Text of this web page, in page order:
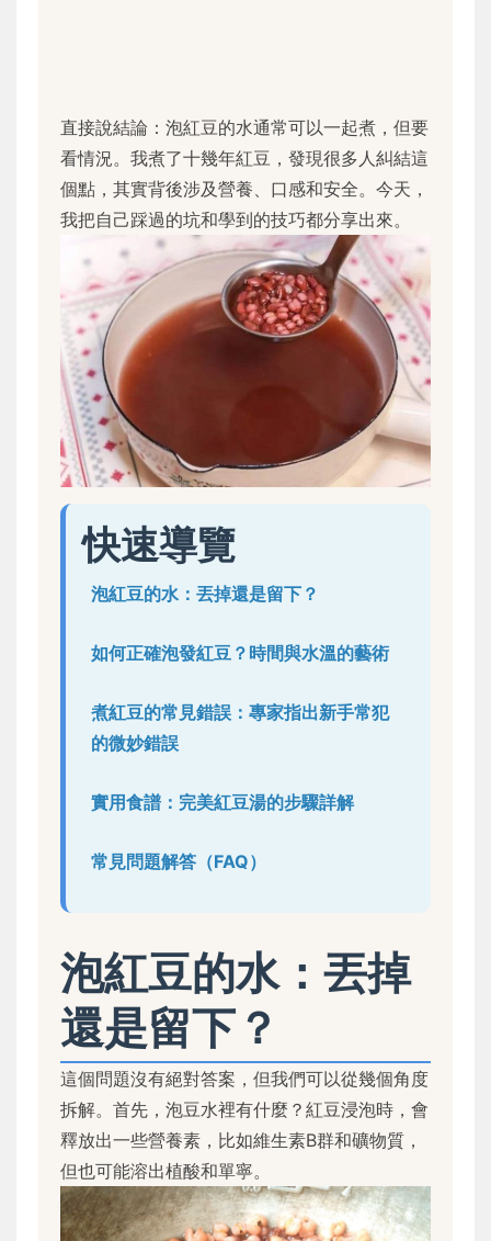
直接說結論：泡紅豆的水通常可以一起煮，但要
看情況。我煮了十幾年紅豆，發現很多人糾結這
個點，其實背後涉及營養、口感和安全。今天，
我把自己踩過的坑和學到的技巧都分享出來。
快速導覽
泡紅豆的水：丟掉還是留下？
如何正確泡發紅豆？時間與水溫的藝術
煮紅豆的常見錯誤：專家指出新手常犯
的微妙錯誤
實用食譜：完美紅豆湯的步驟詳解
常見問題解答（FAQ）
泡紅豆的水：丟掉
還是留下？
這個問題沒有絕對答案，但我們可以從幾個角度
拆解。首先，泡豆水裡有什麼？紅豆浸泡時，會
釋放出一些營養素，比如維生素B群和礦物質，
但也可能溶出植酸和單寧。